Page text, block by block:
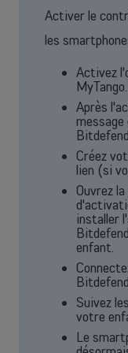
Solutions de
plus encore pour les
Vous cherchez des
vous conseiller par
Activer le
les
Activez
MyTango.
Après
Créez
lien (si
Ouvrez
installer
enfant.
Suivez
votre
Le